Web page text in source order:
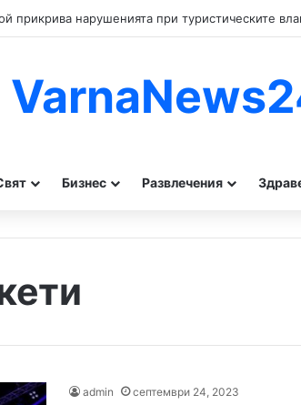
Бизнес Развлечения
admin септември 24, 2023